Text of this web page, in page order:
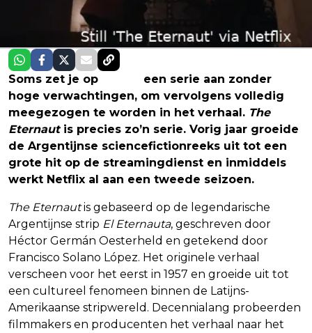
Soms zet je op
een serie aan zonder
hoge verwachtingen, om vervolgens volledig
meegezogen te worden in het verhaal. The
Eternautis precies zo’n serie. Vorig jaar groeide
de Argentijnse sciencefictionreeks uit tot een
grote hit op de streamingdienst en inmiddels
werkt Netflix al aan een tweede seizoen.
The Eternautis gebaseerd op de legendarische
Argentijnse strip El Eternauta, geschreven door
Héctor Germán Oesterheld en getekend door
Francisco Solano López. Het originele verhaal
verscheen voor het eerst in 1957 en groeide uit tot
een cultureel fenomeen binnen de Latijns-
Amerikaanse stripwereld. Decennialang probeerden
filmmakers en producenten het verhaal naar het